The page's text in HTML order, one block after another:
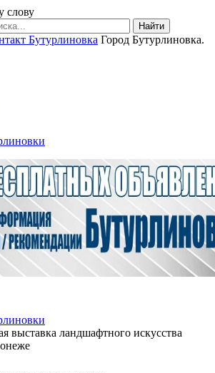
слову
Найти
Город Бутурлиновка.
выставка ландшафтного искусства